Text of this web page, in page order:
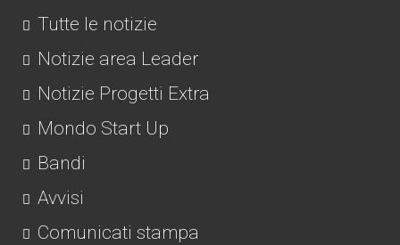
Tutte le notizie
Notizie area Leader
Notizie Progetti Extra
Mondo Start Up
Bandi
Avvisi
Comunicati stampa